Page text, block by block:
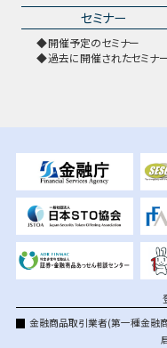
セミナー
開催予定のセミナー
過去に開催されたセミナ
金融商品取引業者(第一種金融